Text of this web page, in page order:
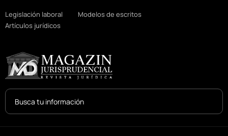
Legislación laboral
Modelos de escritos
Artículos jurídicos
Search